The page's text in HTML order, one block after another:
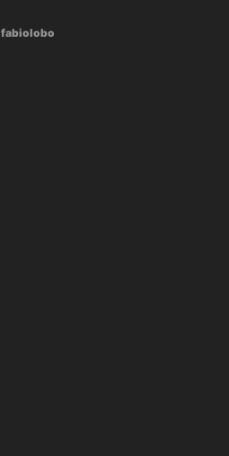
fabiolobo